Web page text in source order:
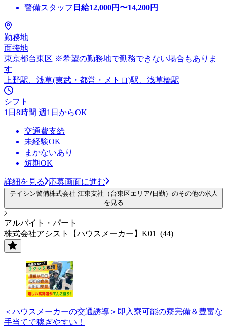
警備スタッフ 日給12,000円〜14,200円
勤務地
面接地
東京都台東区 ※希望の勤務地で勤務できない場合もありま
す
上野駅、浅草(東武・都営・メトロ)駅、浅草橋駅
シフト
1日8時間 週1日からOK
交通費支給
未経験OK
まかないあり
短期OK
詳細を見る 応募画面に進む
テイシン警備株式会社 江東支社（台東区エリア/日勤）のその他の求人
を見る
アルバイト・パート
株式会社アシスト【ハウスメーカー】K01_(44)
＜ハウスメーカーの交通誘導＞即入寮可能の寮完備＆豊富な
手当てで稼ぎやすい！